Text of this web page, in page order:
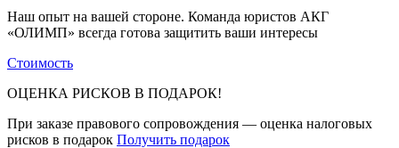
Наш опыт на вашей стороне. Команда юристов АКГ
«ОЛИМП» всегда готова защитить ваши интересы
Стоимость
ОЦЕНКА РИСКОВ В ПОДАРОК!
При заказе правового сопровождения — оценка налоговых
рисков в подарок Получить подарок